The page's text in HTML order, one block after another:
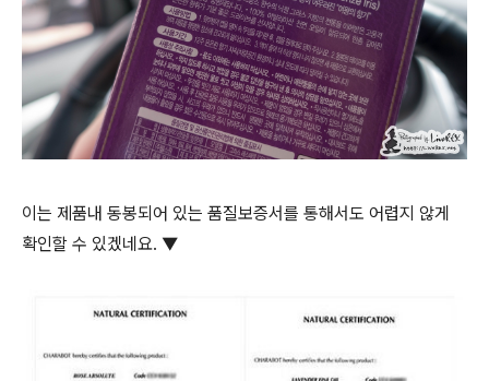
이는 제품내 동봉되어 있는 품질보증서를 통해서도 어렵지 않게
확인할 수 있겠네요. ▼